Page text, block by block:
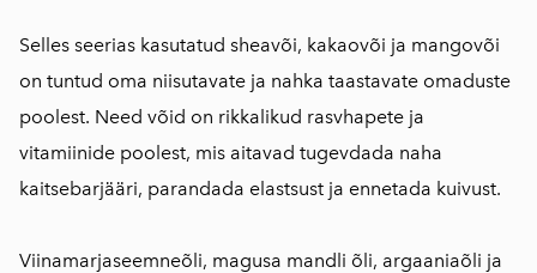
Selles seerias kasutatud sheavõi, kakaovõi ja mangovõi
on tuntud oma niisutavate ja nahka taastavate omaduste
poolest. Need võid on rikkalikud rasvhapete ja
vitamiinide poolest, mis aitavad tugevdada naha
kaitsebarjääri, parandada elastsust ja ennetada kuivust.
Viinamarjaseemneõli, magusa mandli õli, argaaniaõli ja